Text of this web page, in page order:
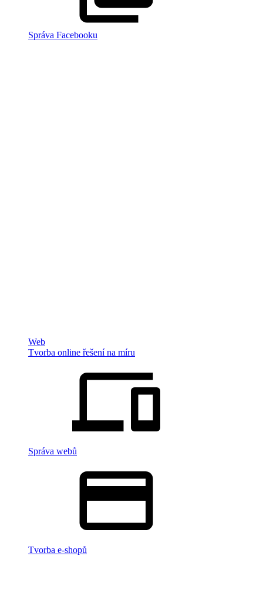
Správa Facebooku
Web
Tvorba online řešení na míru
Správa webů
Tvorba e-shopů